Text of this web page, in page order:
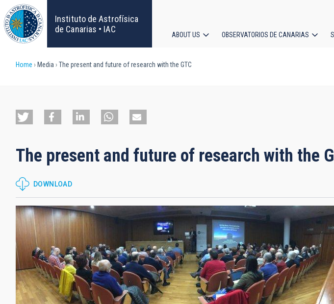
Skip
to
main
content
Instituto de Astrofísica
de Canarias • IAC
ABOUT US OBSERVATORIOS DE CANARIAS
Breadcrumb
Home Media The present and future of research with the GTC
The present and future of research with the
DOWNLOAD